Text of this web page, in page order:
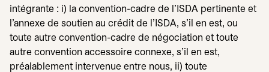
intégrante : i) la convention-cadre de l'ISDA pertinente et
l'annexe de soutien au crédit de l'ISDA, s'il en est, ou
toute autre convention-cadre de négociation et toute
autre convention accessoire connexe, s'il en est,
préalablement intervenue entre nous, ii) toute